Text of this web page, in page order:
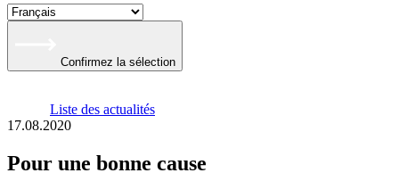
Confirmez la sélection
Liste des actualités
17.08.2020
Pour une bonne cause